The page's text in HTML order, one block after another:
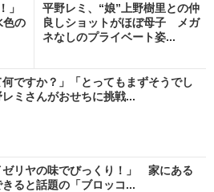
」
色の
平野レミ、“娘”上野樹里との仲
良しショットがほぼ母子 メガ
ネなしのプライベート姿...
何ですか？」「とってもまずそうでし
ミさんがおせちに挑戦...
ゼリヤの味でびっくり！」 家にある
ると話題の「ブロッコ...